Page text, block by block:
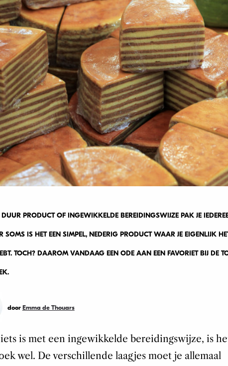
DUUR PRODUCT OF INGEWIKKELDE BEREIDINGSWIJZE PAK JE
SOMS IS HET EEN SIMPEL, NEDERIG PRODUCT WAAR JE EIGENLIJK
TOCH? DAAROM VANDAAG EEN ODE AAN EEN FAVORIET BIJ DE
door Emma de Thouars
is met een ingewikkelde bereidingswijze, is
wel. De verschillende laagjes moet je allemaal